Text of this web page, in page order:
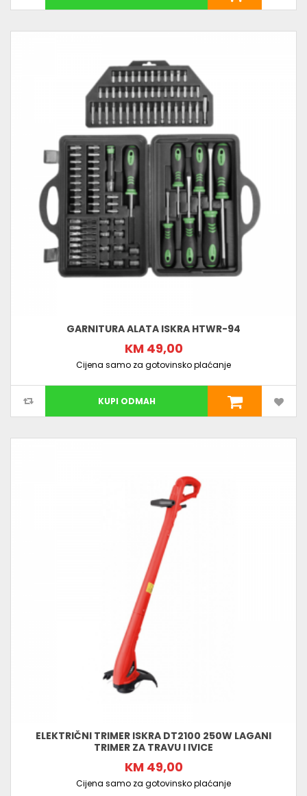
GARNITURA ALATA ISKRA HTWR-94
KM 49,00
Cijena samo za gotovinsko plaćanje
KUPI ODMAH
ELEKTRIČNI TRIMER ISKRA DT2100 250W LAGANI
TRIMER ZA TRAVU I IVICE
KM 49,00
Cijena samo za gotovinsko plaćanje